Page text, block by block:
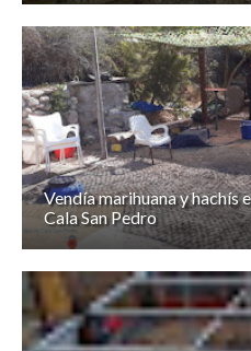
Vendía marihuana y hachís
Cala San Pedro